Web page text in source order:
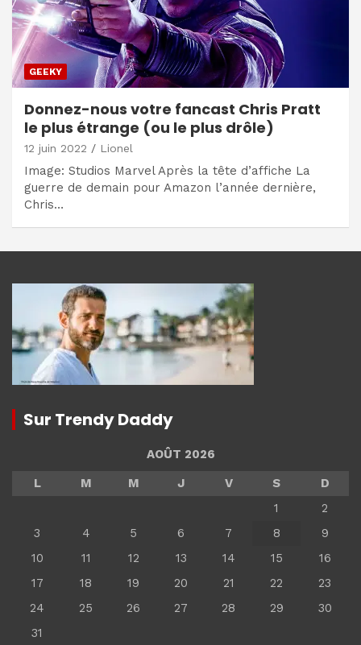
GEEKY
Donnez-nous votre fancast Chris Pratt
le plus étrange (ou le plus drôle)
12 juin 2022 Lionel
Image: Studios Marvel Après la tête d’affiche La
guerre de demain pour Amazon l’année dernière,
Chris…
Sur Trendy Daddy
AOÛT 2026
L
M M J V S
D
1
2
3
4 5 6 7 8
9
10
11 12 13 14 15
16
17
18 19 20 21 22
23
24
25 26 27 28 29
30
31